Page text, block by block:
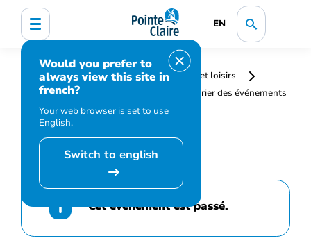
EN
Would you prefer to
always view this site in
french?
Your web browser is set to use
English.
Switch to english
Accueil
Bibliothèque, culture, sports et loisirs
Programmation et inscription
Calendrier des événements
et activités
L’œil dans le télescope
Cet événement est passé.